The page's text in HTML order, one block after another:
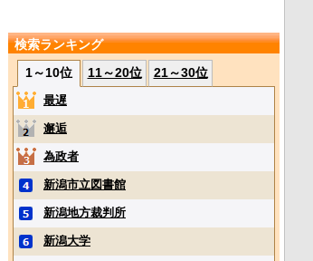
検索ランキング
1～10位
11～20位 21～30位
最遅
邂逅
為政者
新潟市立図書館
新潟地方裁判所
新潟大学